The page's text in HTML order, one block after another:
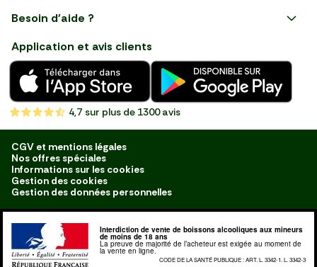
Nouveautés
Fruits
Légumes
Boucherie
Charcuterie
Poissonnerie
Fromagerie
Crèmerie
Traiteur
Boulangerie
et savoir-faire français en
choisissant notre service de
livraison de produits frais et
de qualité, livrés directement
chez vous. Une expérience
de courses en ligne pensée
pour vous.
Besoin d'aide ?
Application et avis clients
4,7 sur plus de 1300 avis
CGV et mentions légales
Nos offres spéciales
Informations sur les cookies
Gestion des cookies
Gestion des données personnelles
Interdiction de vente de boissons alcooliques aux mineurs
de moins de 18 ans
La preuve de majorité de l’acheteur est exigée au moment de
la vente en ligne.
CODE DE LA SANTÉ PUBLIQUE : ART. L. 3342-1. L. 3342-3